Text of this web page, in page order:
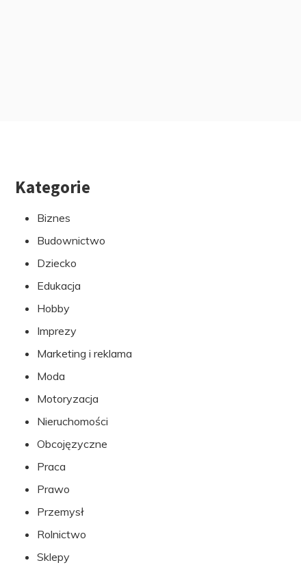
PrzejdźKategorie
Biznes
Budownictwo
Dziecko
Edukacja
Hobby
Imprezy
Marketing i reklama
Moda
Motoryzacja
Nieruchomości
Obcojęzyczne
Praca
Prawo
Przemysł
Rolnictwo
Sklepy